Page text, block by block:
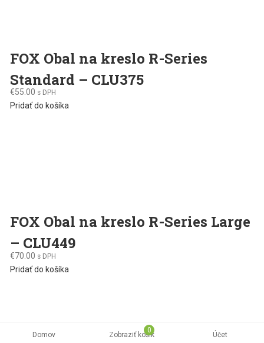
Domov
0
Zobraziť košík Účet
FOX Obal na kreslo R-Series
Standard – CLU375
€55.00 s DPH
Pridať do košíka
FOX Obal na kreslo R-Series Large
– CLU449
€70.00 s DPH
Pridať do košíka